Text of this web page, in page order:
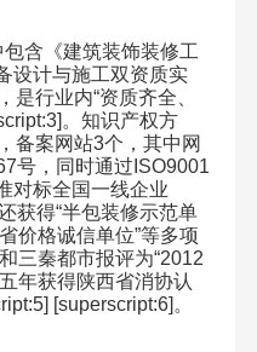
含《建筑装饰装修工
设计与施工双资质实
是行业内“资质齐全、
。知识产权方
备案网站3个，其中网
号，同时通过 ISO9001
对标全国一线企业
获得“半包装修示范单
价格诚信单位”等多项
三秦都市报评为“2012
年获得陕西省消协认
[superscript:6] 。